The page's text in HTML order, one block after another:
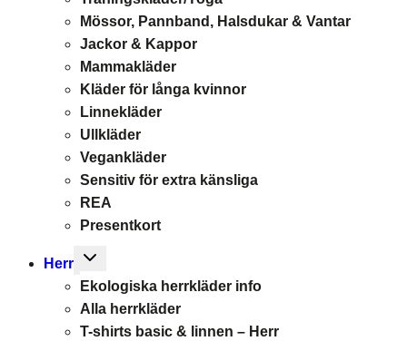
Mössor, Pannband, Halsdukar & Vantar
Jackor & Kappor
Mammakläder
Kläder för långa kvinnor
Linnekläder
Ullkläder
Vegankläder
Sensitiv för extra känsliga
REA
Presentkort
Herr
Toggle
menu
Ekologiska herrkläder info
Alla herrkläder
T-shirts basic & linnen – Herr